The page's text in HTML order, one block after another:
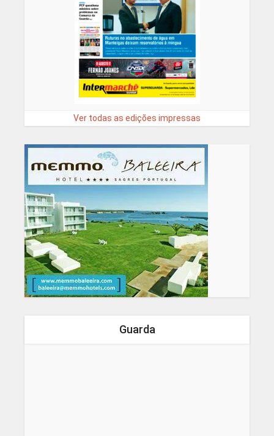
Ver todas as edições impressas
Guarda